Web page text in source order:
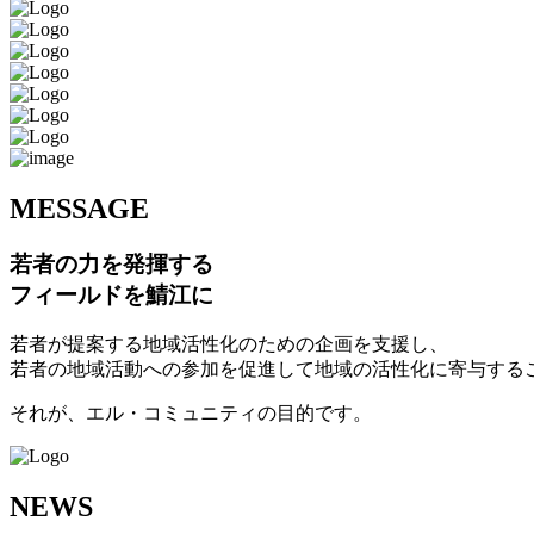
MESSAGE
若者の力を発揮する
フィールドを鯖江に
若者が提案する地域活性化のための企画を支援し、
若者の地域活動への参加を促進して地域の活性化に寄与する
それが、エル・コミュニティの目的です。
NEWS